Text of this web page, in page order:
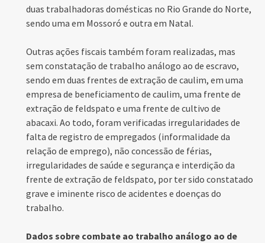
duas trabalhadoras domésticas no Rio Grande do Norte,
sendo uma em Mossoró e outra em Natal.
Outras ações fiscais também foram realizadas, mas
sem constatação de trabalho análogo ao de escravo,
sendo em duas frentes de extração de caulim, em uma
empresa de beneficiamento de caulim, uma frente de
extração de feldspato e uma frente de cultivo de
abacaxi. Ao todo, foram verificadas irregularidades de
falta de registro de empregados (informalidade da
relação de emprego), não concessão de férias,
irregularidades de saúde e segurança e interdição da
frente de extração de feldspato, por ter sido constatado
grave e iminente risco de acidentes e doenças do
trabalho.
Dados sobre combate ao trabalho análogo ao de